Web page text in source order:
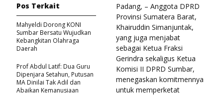
Padang, – Anggota DPRD
Provinsi Sumatera Barat,
Khairuddin Simanjuntak,
yang juga menjabat
sebagai Ketua Fraksi
Gerindra sekaligus Ketua
Komisi II DPRD Sumbar,
menegaskan komitmennya
untuk memperketat
Pos Terkait
Mahyeldi Dorong KONI
Sumbar Bersatu Wujudkan
Kebangkitan Olahraga
Daerah
Prof Abdul Latif: Dua Guru
Dipenjara Setahun, Putusan
MA Dinilai Tak Adil dan
Abaikan Kemanusiaan